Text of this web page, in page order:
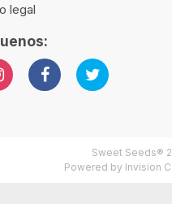
legal
Sweet Seeds®
Powered by Invision